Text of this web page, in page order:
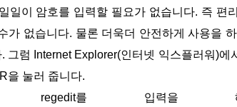
가 없습니다. 물론 더욱더 안전하게 사용을
그럼 Internet Explorer(인터넷 익스플러워)에
을 눌러 줍니다.